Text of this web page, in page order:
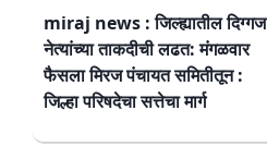
miraj news : जिल्ह्यातील दिग्गज
नेत्यांच्या ताकदीची लढत: मंगळवार
फैसला मिरज पंचायत समितीतून :
जिल्हा परिषदेचा सत्तेचा मार्ग